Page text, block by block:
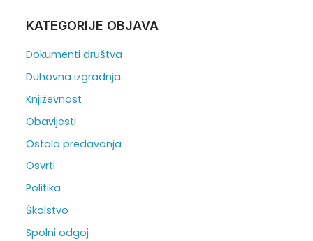
KATEGORIJE OBJAVA
Dokumenti društva
Duhovna izgradnja
Književnost
Obavijesti
Ostala predavanja
Osvrti
Politika
Školstvo
Spolni odgoj